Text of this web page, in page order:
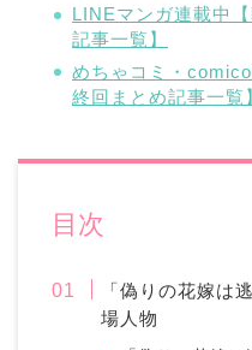
LINEマンガ連載中
記事一覧】
めちゃコミ・
終回まとめ記事一覧
目次
「偽りの花嫁は
場人物